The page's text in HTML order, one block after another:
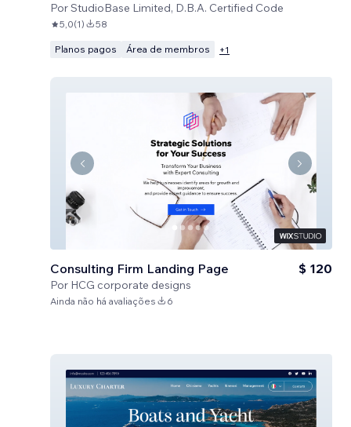
PorStudioBase Limited, D.B.A. Certified Code
5,0(1) 58
Planos pagos Área de membros +1
Consulting Firm Landing Page
Por HCG corporate designs
$ 120
Ainda não há avaliações 6